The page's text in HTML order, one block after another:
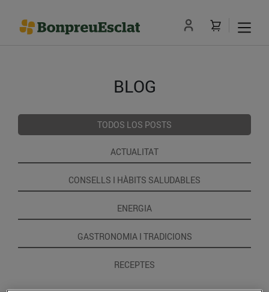
BLOG
TODOS LOS POSTS
ACTUALITAT
CONSELLS I HÀBITS SALUDABLES
ENERGIA
GASTRONOMIA I TRADICIONS
RECEPTES